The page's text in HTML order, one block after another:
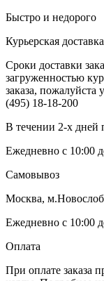
Быстро и недорого
Курьерская
Сроки доставки
загруженностью
заказа, пожалуйста
(495) 18-18-200
В течении 2-х дней
Ежедневно с 10:00
Самовывоз
Москва,
Ежедневно с 10:00
Оплата
При оплате заказа